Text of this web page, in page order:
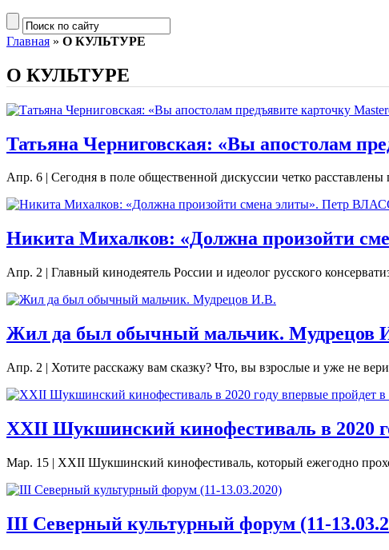
Главная » О КУЛЬТУРЕ
О КУЛЬТУРЕ
Татьяна Черниговская: «Вы апостолам
Апр. 6 | Сегодня в поле общественной дискуссии четко
Никита Михалков: «Должна произойти
Апр. 2 | Главный кинодеятель России и идеолог русского
Жил да был обычный мальчик. Мудрецов
Апр. 2 | Хотите расскажу вам сказку? Что, вы взрослые и уже не
XXII Шукшинский кинофестиваль в 2020
Мар. 15 | XXII Шукшинский кинофестиваль, который ежегодно
III Северный культурный форум (11-